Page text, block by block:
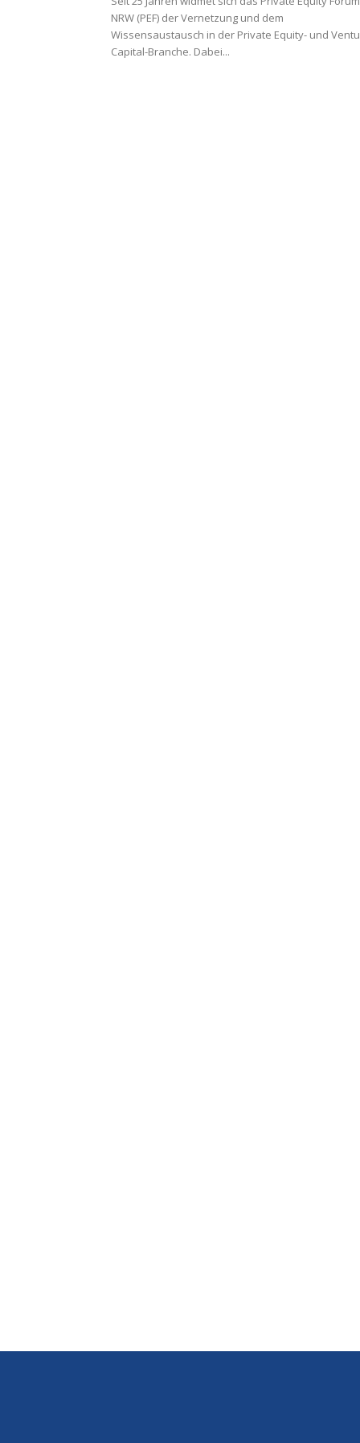
NRW (PEF) der Vernetzung und dem
Wissensaustausch in der Private Equity- und
Capital-Branche. Dabei...